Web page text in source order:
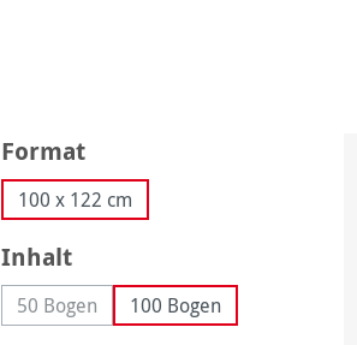
Formatauswählen
100 x 122 cm
Inhaltauswählen
50 Bogen(Diese Option ist zurzeit nicht
100 Bogen